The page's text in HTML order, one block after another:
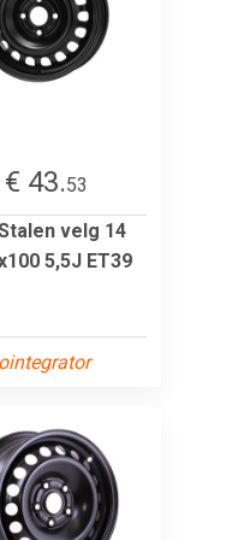
€ 43.53
velg 14
5,5J ET39